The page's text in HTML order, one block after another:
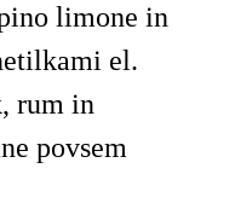
limone in
el.
rum in
povsem